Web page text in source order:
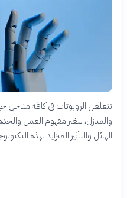
تتغلغل الروبوتات في كافة مناحي
والمنازل، لتغير مفهوم العمل
الهائل والتأثير المتزايد لهذه